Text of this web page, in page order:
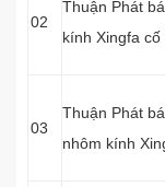
02
Thuận Phát
kính Xingfa cố
03
Thuận Phát
nhôm kính